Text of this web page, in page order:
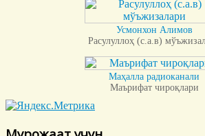
Усмонхон Алимов
Расулуллоҳ (с.а.в)
Маҳалла радиоканали
Маърифат чироқлари